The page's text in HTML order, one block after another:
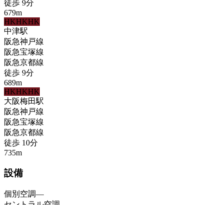
徒歩 9分
679m
HKHKHK
中津駅
阪急神戸線
阪急宝塚線
阪急京都線
徒歩 9分
689m
HKHKHK
大阪梅田駅
阪急神戸線
阪急宝塚線
阪急京都線
徒歩 10分
735m
設備
個別空調—